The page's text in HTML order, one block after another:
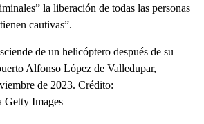
la liberación de todas las personas
cautivas”.
de un helicóptero después de su
Alfonso López de Valledupar,
de 2023. Crédito:
Images